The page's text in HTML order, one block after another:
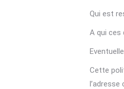
Qui est
A qui ces
Cette
l’adresse